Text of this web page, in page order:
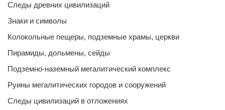
Следы древних цивилизаций
Знаки и символы
Колокольные пещеры, подземные храмы, церкви
Пирамиды, дольмены, сейды
Подземно-наземный мегалитический комплекс
Руины мегалитических городов и сооружений
Следы цивилизаций в отложениях